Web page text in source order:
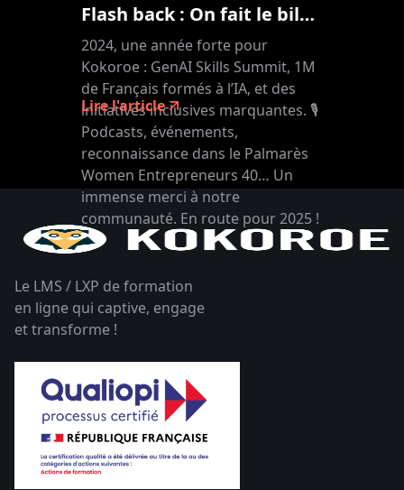
Flash back : On fait le bilan !
2024, une année forte pour
Kokoroe : GenAI Skills Summit, 1M
de Français formés à l’IA, et des
initiatives inclusives marquantes. 🎙️
Podcasts, événements,
reconnaissance dans le Palmarès
Women Entrepreneurs 40… Un
immense merci à notre
communauté. En route pour 2025 !
🚀
Lire l'article
Le LMS / LXP de formation
en ligne qui captive, engage
et transforme !